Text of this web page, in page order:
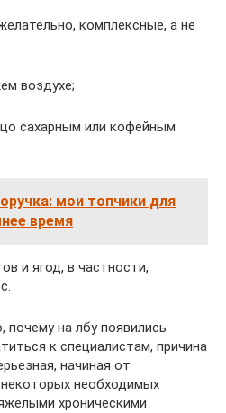
комплексные, а не
воздухе;
сахарным или кофейным
мои топчики для
время
и ягод, в частности,
почему на лбу появились
к специалистам, причина
начиная от
необходимых
хроническими